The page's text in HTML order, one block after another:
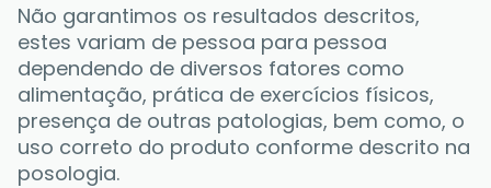
Não garantimos os resultados descritos,
estes variam de pessoa para pessoa
dependendo de diversos fatores como
alimentação, prática de exercícios físicos,
presença de outras patologias, bem como, o
uso correto do produto conforme descrito na
posologia.